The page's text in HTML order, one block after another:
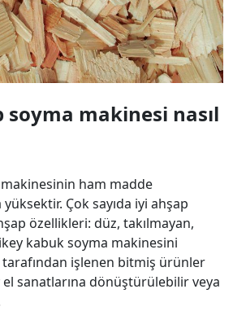
soyma makinesi nasıl
ham madde
Çok sayıda iyi ahşap
özellikleri: düz, takılmayan,
kabuk soyma makinesini
işlenen bitmiş ürünler
el sanatlarına dönüştürülebilir veya